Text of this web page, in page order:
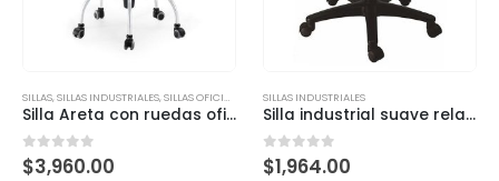
SILLAS,SILLAS INDUSTRIALES,SILLAS OFICINA SILLAS OPERATIVAS
Silla Areta con ruedas oficina y almacén
0 out of 5
$3,960.00
SILLAS INDUSTRIALES
Silla industrial suave rela con anillo para pies
0out of 5
$1,964.00